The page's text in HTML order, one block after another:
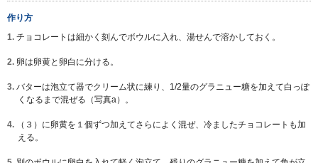
作り方
1. チョコレートは細かく刻んでボウルに入れ、湯せんで溶かしておく。
2. 卵は卵黄と卵白に分ける。
3. バターは泡立て器でクリーム状に練り、1/2量のグラニュー糖を加えて白っぽ
くなるまで混ぜる（写真a）。
4.
（３）に卵黄を１個ずつ加えてさらによく混ぜ、冷ましたチョコレートも加
える。